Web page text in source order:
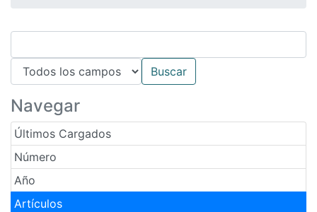
Navegar
Últimos Cargados
Número
Año
Artículos